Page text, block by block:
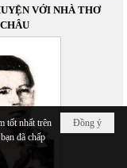
VỚI NHÀ THƠ
Đồng ý
tốt nhất trên
đã chấp